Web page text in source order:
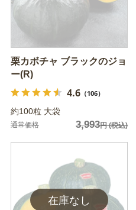
栗カボチャ ブラックのジョ
ー(R)
4.6（106）
約100粒 大袋
通常価格 3,993円(税込)